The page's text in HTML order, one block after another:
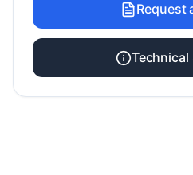
Request